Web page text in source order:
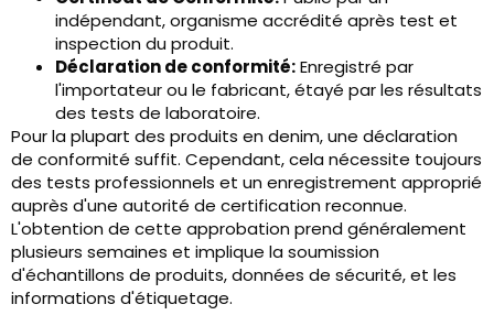
indépendant, organisme accrédité après test et
inspection du produit.
Déclaration de conformité:Enregistré par
l'importateur ou le fabricant, étayé par les résultats
des tests de laboratoire.
Pour la plupart des produits en denim, une déclaration
de conformité suffit. Cependant, cela nécessite toujours
des tests professionnels et un enregistrement approprié
auprès d'une autorité de certification reconnue.
L'obtention de cette approbation prend généralement
plusieurs semaines et implique la soumission
d'échantillons de produits, données de sécurité, et les
informations d'étiquetage.